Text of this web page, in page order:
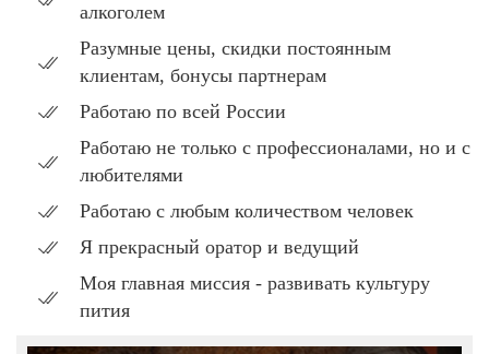
алкоголем
Разумные цены, скидки постоянным
клиентам, бонусы партнерам
Работаю по всей России
Работаю не только с профессионалами, но и с
любителями
Работаю с любым количеством человек
Я прекрасный оратор и ведущий
Моя главная миссия - развивать культуру
пития